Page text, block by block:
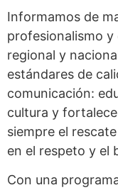
Informamos de
profesionalismo
regional y
estándares de
comunicación:
cultura y
siempre el
en el respeto y el
Con una